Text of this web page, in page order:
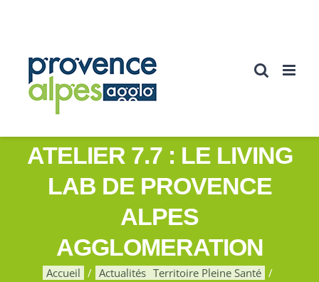
ATELIER 7.7 : LE LIVING
LAB DE PROVENCE
ALPES
AGGLOMERATION
Accueil Actualités Territoire Pleine Santé